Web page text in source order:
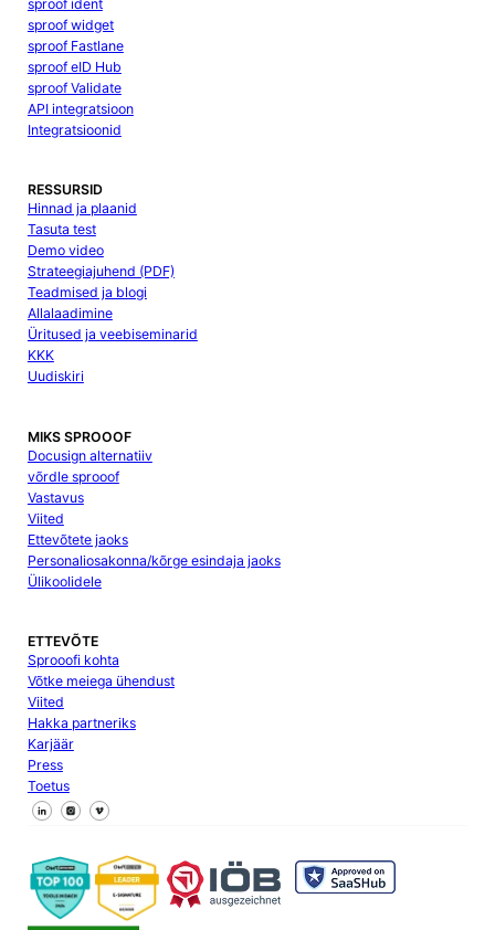
sproof ident
sproof widget
sproof Fastlane
sproof eID Hub
sproof Validate
API integratsioon
Integratsioonid
RESSURSID
Hinnad ja plaanid
Tasuta test
Demo video
Strateegiajuhend (PDF)
Teadmised ja blogi
Allalaadimine
Üritused ja veebiseminarid
KKK
Uudiskiri
MIKS SPROOOF
Docusign alternatiiv
võrdle sprooof
Vastavus
Viited
Ettevõtete jaoks
Personaliosakonna/kõrge esindaja jaoks
Ülikoolidele
ETTEVÕTE
Sprooofi kohta
Võtke meiega ühendust
Viited
Hakka partneriks
Karjäär
Press
Toetus
Jälgi meid Facebookis
Jälgi meid X
Jälgi meid LinkedInis